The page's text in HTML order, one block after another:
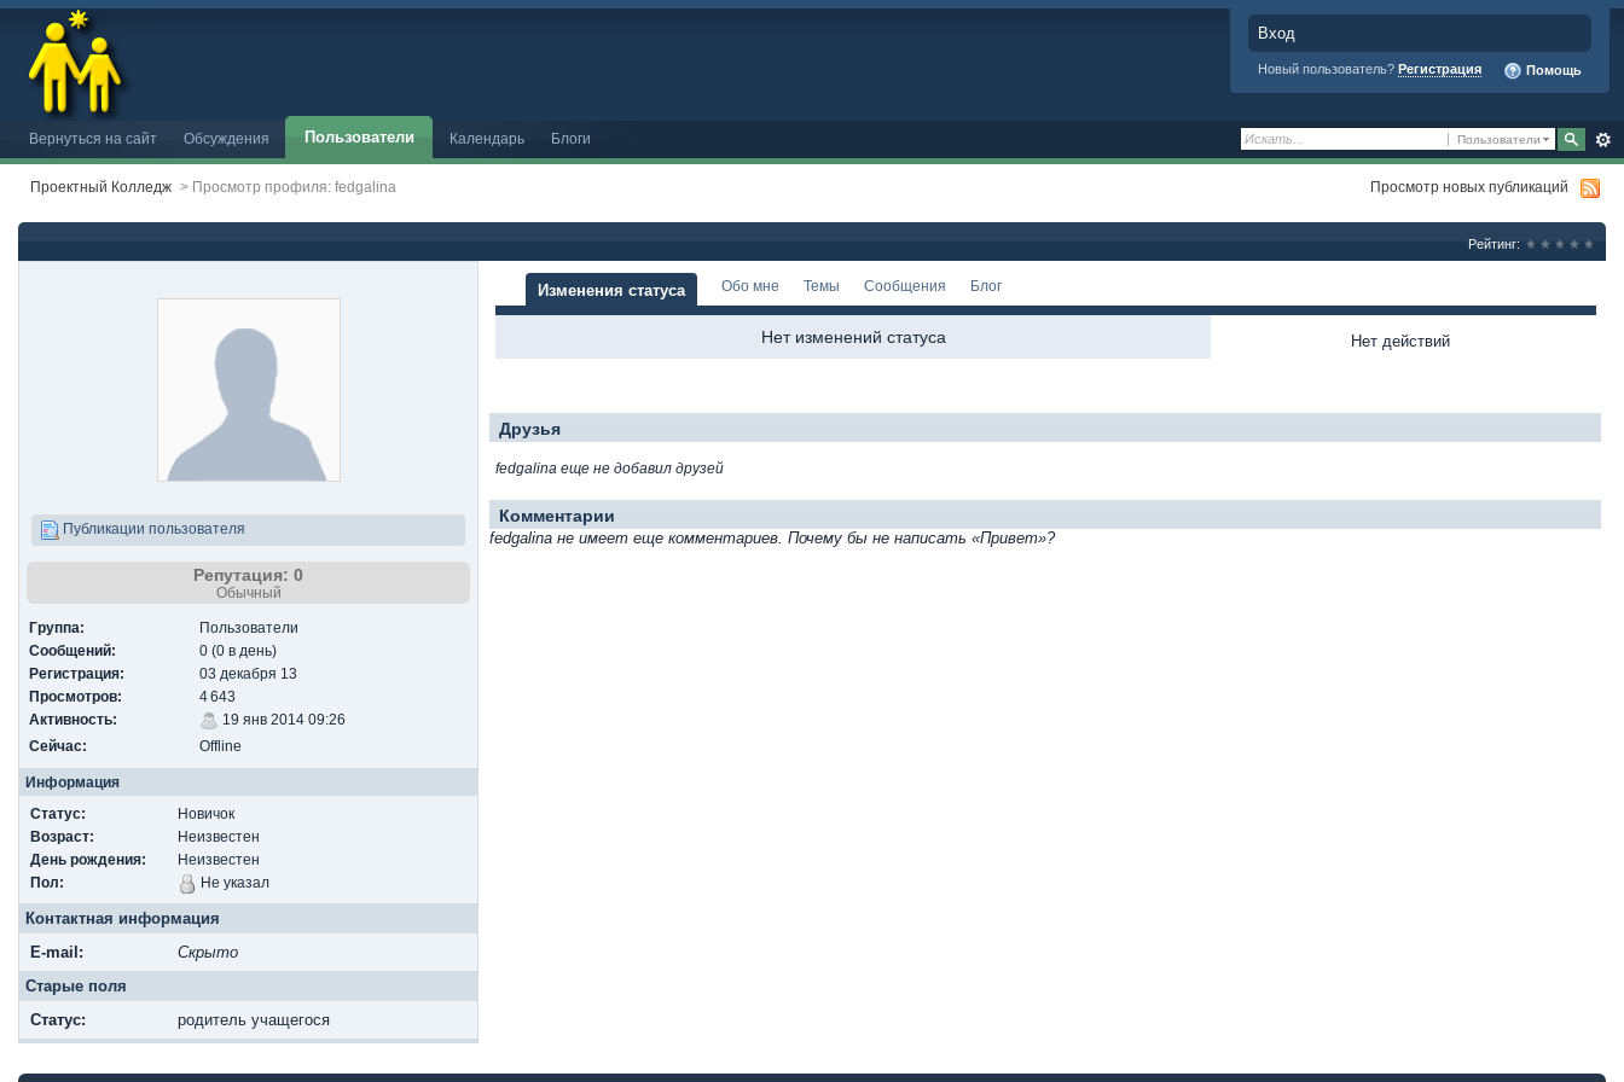
Вход
Новый пользователь? Регистрация Помощь
Пользователи
Вернуться на сайт Обсуждения Пользователи Календарь Блоги
Проектный Колледж > Просмотр профиля: fedgalina Просмотр новых публикаций
Рейтинг:
Публикации пользователя
Репутация: 0
Обычный
Группа:
Пользователи
Сообщений:
0 (0 в день)
Регистрация:
03 декабря 13
Просмотров:
4 643
Активность:
19 янв 2014 09:26
Сейчас:
Offline
Информация
Статус:
Новичок
Возраст:
Неизвестен
День рождения:
Неизвестен
Пол:
Не указал
Контактная информация
E-mail:
Скрыто
Старые поля
Cтатус:
родитель учащегося
Изменения статуса Обо мне Темы Сообщения Блог
Нет изменений статуса Нет действий
Друзья
fedgalina еще не добавил друзей
Комментарии
fedgalina не имеет еще комментариев. Почему бы не написать «Привет»?